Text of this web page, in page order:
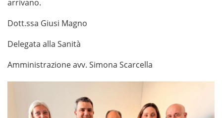
arrivano.
Dott.ssa Giusi Magno
Delegata alla Sanità
Amministrazione avv. Simona Scarcella